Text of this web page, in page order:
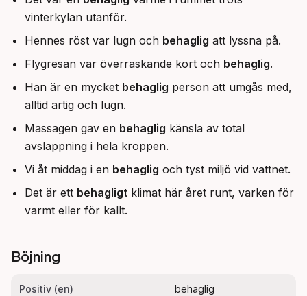
vinterkylan utanför.
Hennes röst var lugn och behaglig att lyssna på.
Flygresan var överraskande kort och behaglig.
Han är en mycket behaglig person att umgås med,
alltid artig och lugn.
Massagen gav en behaglig känsla av total
avslappning i hela kroppen.
Vi åt middag i en behaglig och tyst miljö vid vattnet.
Det är ett behagligt klimat här året runt, varken för
varmt eller för kallt.
Böjning
Positiv (en) behaglig